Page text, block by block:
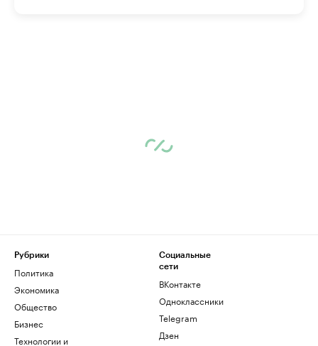
Рубрики
Политика
Экономика
Общество
Бизнес
Технологии и
Социальные
сети
ВКонтакте
Одноклассники
Telegram
Дзен